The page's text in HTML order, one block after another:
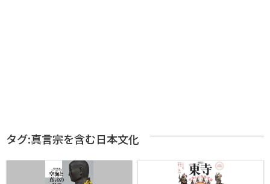
タグ:真言宗を含む日本文化